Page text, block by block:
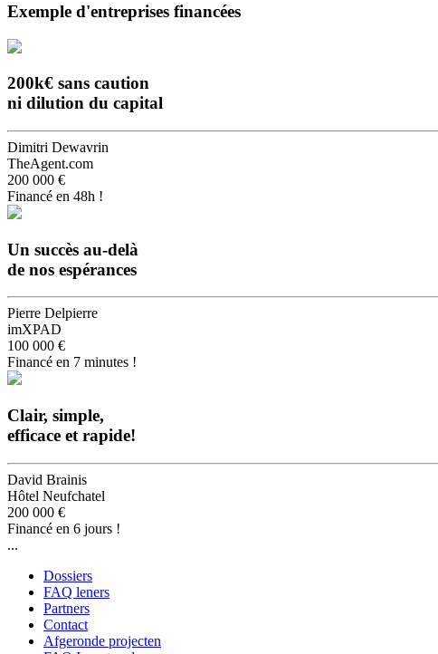
Exemple d'entreprises financées
200k€ sans caution
ni dilution du capital
Dimitri Dewavrin
TheAgent.com
200 000 €
Financé en 48h !
Un succès au-delà
de nos espérances
Pierre Delpierre
imXPAD
100 000 €
Financé en 7 minutes !
Clair, simple,
efficace et rapide!
David Brainis
Hôtel Neufchatel
200 000 €
Financé en 6 jours !
...
Dossiers
FAQ leners
Partners
Contact
Afgeronde projecten